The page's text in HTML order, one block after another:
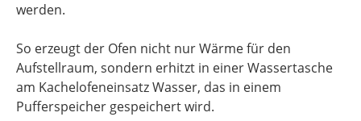
werden.
So erzeugt der Ofen nicht nur Wärme für den
Aufstellraum, sondern erhitzt in einer Wassertasche
am Kachelofeneinsatz Wasser, das in einem
Pufferspeicher gespeichert wird.